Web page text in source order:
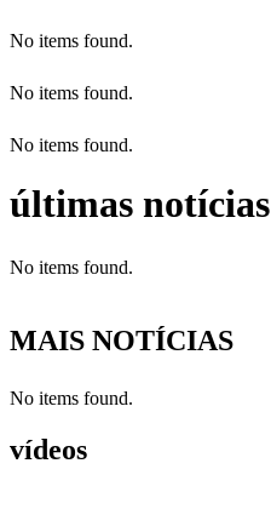
No items found.
No items found.
No items found.
últimas notícias
No items found.
MAIS NOTÍCIAS
No items found.
vídeos